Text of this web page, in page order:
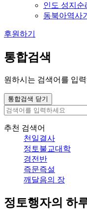
인도 성지순
동북아역사
후원하기
통합검색
원하시는 검색어를 입
통합검색 닫기
추천 검색어
천일결사
정토불교대학
경전반
즉문즉설
깨달음의 장
정토행자의 하